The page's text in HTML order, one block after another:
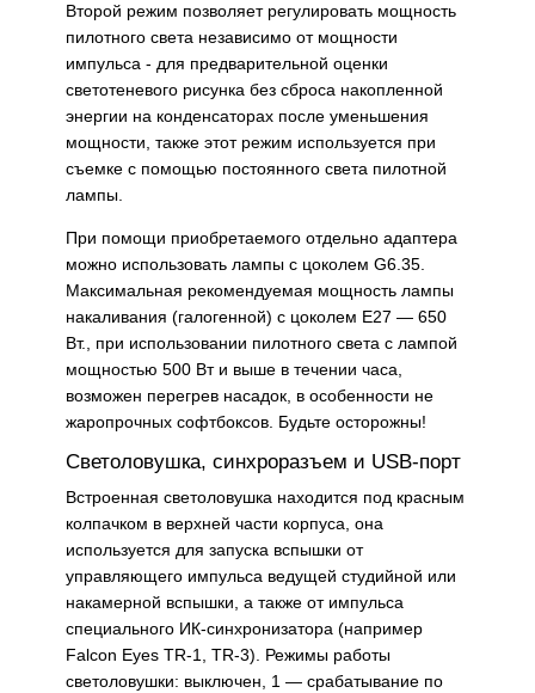
Второй режим позволяет регулировать мощность
пилотного света независимо от мощности
импульса - для предварительной оценки
светотеневого рисунка без сброса накопленной
энергии на конденсаторах после уменьшения
мощности, также этот режим используется при
съемке с помощью постоянного света пилотной
лампы.
При помощи приобретаемого отдельно адаптера
можно использовать лампы с цоколем G6.35.
Максимальная рекомендуемая мощность лампы
накаливания (галогенной) с цоколем Е27 — 650
Вт., при использовании пилотного света с лампой
мощностью 500 Вт и выше в течении часа,
возможен перегрев насадок, в особенности не
жаропрочных софтбоксов. Будьте осторожны!
Светоловушка, синхроразъем и USB-порт
Встроенная светоловушка находится под красным
колпачком в верхней части корпуса, она
используется для запуска вспышки от
управляющего импульса ведущей студийной или
накамерной вспышки, а также от импульса
специального ИК-синхронизатора (например
Falcon Eyes TR-1, TR-3). Режимы работы
светоловушки: выключен, 1 — срабатывание по